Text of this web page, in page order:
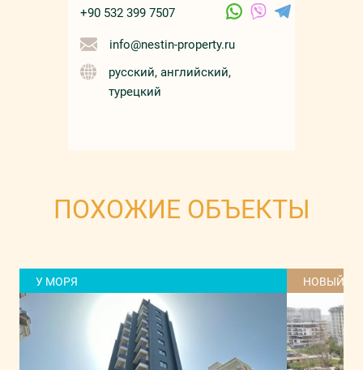
+90 532 399 7507
info@nestin-property.ru
русский, английский,
турецкий
ПОХОЖИЕ ОБЪЕКТЫ
У МОРЯ НОВЫЙ